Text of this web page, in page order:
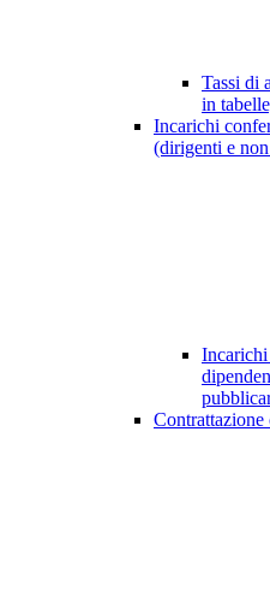
Tassi di
in
Incarichi
(dirigenti e
Contrattazione